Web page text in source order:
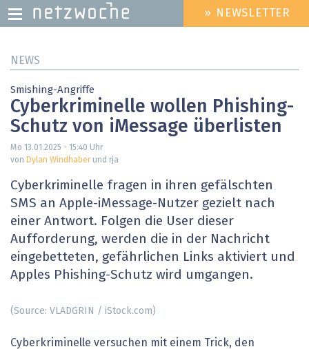
zum
HEADER
MENU
» NEWSLETTER
NEWS
Smishing-Angriffe
Cyberkriminelle wollen Phishing-
Schutz von iMessage überlisten
Mo 13.01.2025 - 15:40 Uhr
von Dylan Windhaberund rja
Cyberkriminelle fragen in ihren gefälschten
SMS an Apple-iMessage-Nutzer gezielt nach
einer Antwort. Folgen die User dieser
Aufforderung, werden die in der Nachricht
eingebetteten, gefährlichen Links aktiviert und
Apples Phishing-Schutz wird umgangen.
(Source: VLADGRIN / iStock.com)
Cyberkriminelle versuchen mit einem Trick, den